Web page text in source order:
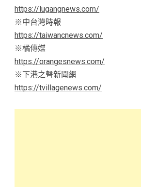
https://lugangnews.com/
※中台灣時報
https://taiwancnews.com/
※橘傳媒
https://orangesnews.com/
※下港之聲新聞網
https://tvillagenews.com/